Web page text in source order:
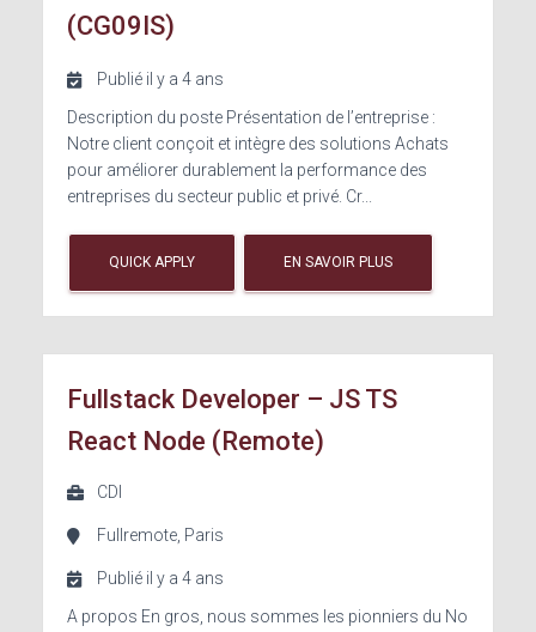
(CG09IS)
Publié il y a 4 ans
Description du poste Présentation de l’entreprise :
Notre client conçoit et intègre des solutions Achats
pour améliorer durablement la performance des
entreprises du secteur public et privé. Cr...
QUICK APPLY EN SAVOIR PLUS
Fullstack Developer – JS TS
React Node (Remote)
CDI
Fullremote, Paris
Publié il y a 4 ans
A propos En gros, nous sommes les pionniers du No